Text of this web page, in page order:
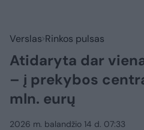
Verslas Rinkos pulsas
Atidaryta dar
– į prekybos
mln. eurų
2026 m. balandžio 14 d. 07:33